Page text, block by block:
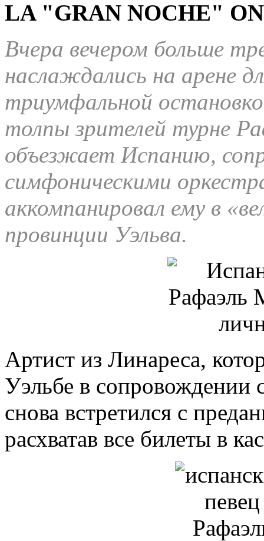
LA "GRAN NOCHE"
Вчера вечером больше
наслаждались на арене
триумфальной
толпы зрителей турне
объезжает Испанию,
симфоническими
аккомпанировал ему в
провинции Уэльва.
Артист из Линареса,
Уэльбе в сопровождении
снова встретился с
расхватав все билеты в